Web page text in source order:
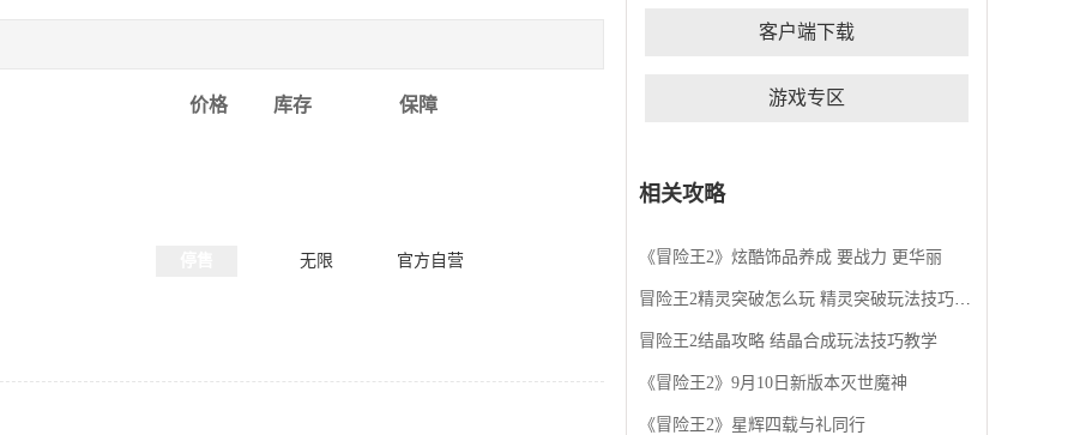
价格 库存 保障
无限 官方自营
未有的打击快感；组队副本、跨服玩法，让你的冒
险之路不再孤单。对，就是你！勇敢的冒险家！快
戏背景】 哈斯大陆历590年，传说中冒险王的神兵
降临在一个神秘的森林中，只要得到神兵就可以开
客户端下载
游戏专区
相关攻略
《冒险王2》炫酷饰品养成 要战力 更华丽
冒险王2精灵突破怎么玩 精灵突破玩法技巧教学指南
冒险王2结晶攻略 结晶合成玩法技巧教学
《冒险王2》9月10日新版本灭世魔神
《冒险王2》星辉四载与礼同行